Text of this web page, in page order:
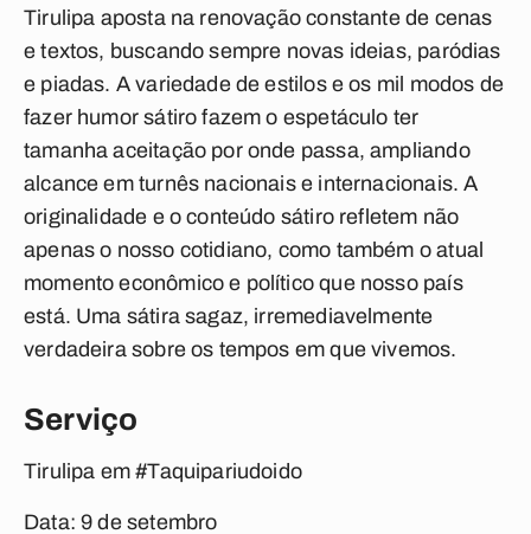
Tirulipa aposta na renovação constante de cenas
e textos, buscando sempre novas ideias, paródias
e piadas. A variedade de estilos e os mil modos de
fazer humor sátiro fazem o espetáculo ter
tamanha aceitação por onde passa, ampliando
alcance em turnês nacionais e internacionais. A
originalidade e o conteúdo sátiro refletem não
apenas o nosso cotidiano, como também o atual
momento econômico e político que nosso país
está. Uma sátira sagaz, irremediavelmente
verdadeira sobre os tempos em que vivemos.
Serviço
Tirulipa em #Taquipariudoido
Data: 9 de setembro